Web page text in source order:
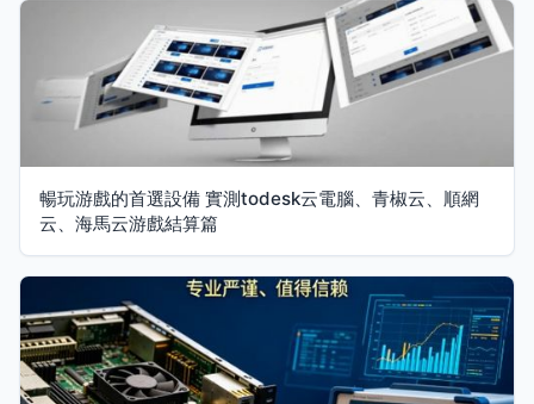
暢玩游戲的首選設備 實測todesk云電腦、青椒云、順網
云、海馬云游戲結算篇